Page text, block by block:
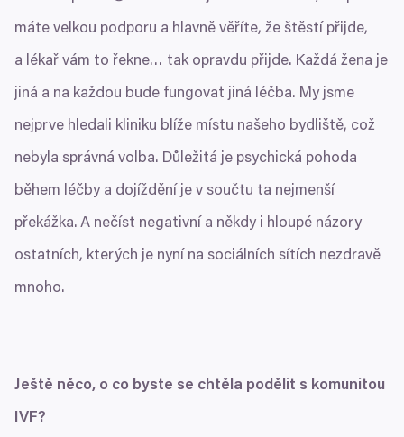
máte velkou podporu a hlavně věříte, že štěstí přijde,
a lékař vám to řekne… tak opravdu přijde. Každá žena je
jiná a na každou bude fungovat jiná léčba. My jsme
nejprve hledali kliniku blíže místu našeho bydliště, což
nebyla správná volba. Důležitá je psychická pohoda
během léčby a dojíždění je v součtu ta nejmenší
překážka. A nečíst negativní a někdy i hloupé názory
ostatních, kterých je nyní na sociálních sítích nezdravě
mnoho.
Ještě něco, o co byste se chtěla podělit s komunitou
IVF?